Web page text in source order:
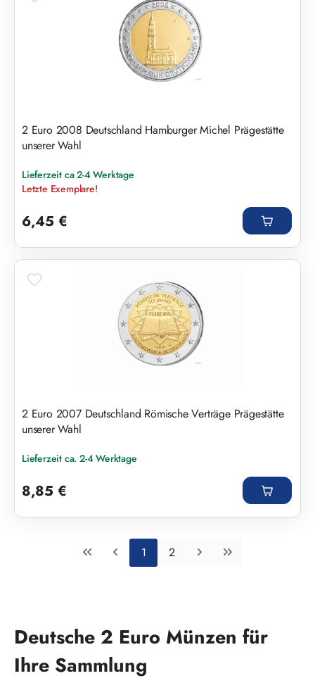
2 Euro 2008 Deutschland Hamburger Michel Prägestätte
unserer Wahl
Lieferzeit ca 2-4 Werktage
Letzte Exemplare!
6,45 €
2 Euro 2007 Deutschland Römische Verträge Prägestätte
unserer Wahl
Lieferzeit ca. 2-4 Werktage
8,85 €
Seite
1 Seite
2
Deutsche 2 Euro Münzen für
Ihre Sammlung